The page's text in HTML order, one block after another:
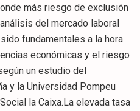
más riesgo de exclusión
del mercado laboral
fundamentales a la hora
económicas y el riesgo
un estudio del
y la Universidad Pompeu
la Caixa.La elevada tasa